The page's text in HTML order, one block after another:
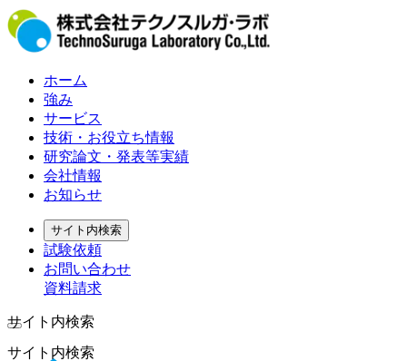
ホーム
強み
サービス
技術・お役立ち情報
研究論文・発表等実績
会社情報
お知らせ
サイト内検索
試験依頼
お問い合わせ
資料請求
サイト内検索
サイト内検索